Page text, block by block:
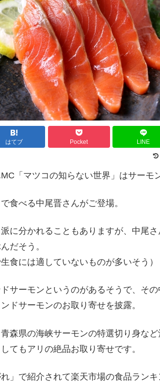
はてブ Pocket LINE
「マツコの知らない世界」はサーモ
食べる中尾晋さんがご登場。
に分かれることもありますが、中尾さ
だそう。
食には適していないものが多いそう）
サーモンというのがあるそうで、そ
ドサーモンのお取り寄せを披露。
森県の海峡サーモンの特選切り身な
てもアリの絶品お取り寄せです。
」で紹介されて楽天市場の食品ラン